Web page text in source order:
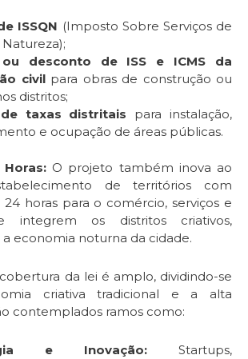
ISSQN (Imposto Sobre Serviços de
ou desconto de ISS e ICMS da
civilpara obras de construção ou
distritos;
taxas distritais para instalação,
e ocupação de áreas públicas.
O projeto também inova ao
de territórios com
horas para o comércio, serviços e
integrem os distritos criativos,
economia noturna da cidade.
da lei é amplo, dividindo-se
criativa tradicional e a alta
contemplados ramos como:
e Inovação: Startups,